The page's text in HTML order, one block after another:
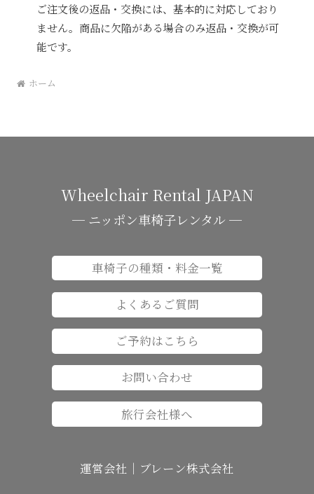
ご注文後の返品・交換には、基本的に対応しており
ません。商品に欠陥がある場合のみ返品・交換が可
能です。
ホーム
Wheelchair Rental JAPAN
─ ニッポン車椅子レンタル ─
車椅子の種類・料金一覧
よくあるご質問
ご予約はこちら
お問い合わせ
旅行会社様へ
運営会社｜ブレーン株式会社